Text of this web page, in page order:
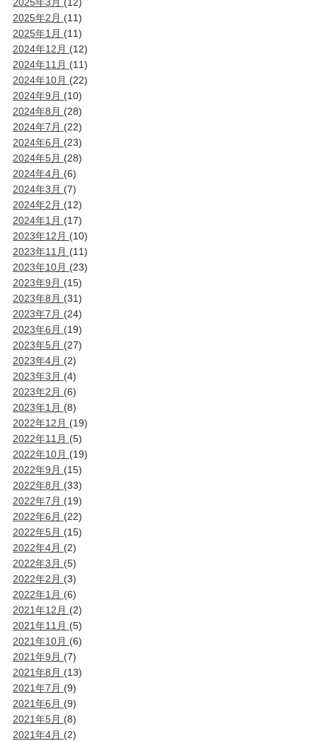
2025年2月 (11)
2025年1月 (11)
2024年12月 (12)
2024年11月 (11)
2024年10月 (22)
2024年9月 (10)
2024年8月 (28)
2024年7月 (22)
2024年6月 (23)
2024年5月 (28)
2024年4月 (6)
2024年3月 (7)
2024年2月 (12)
2024年1月 (17)
2023年12月 (10)
2023年11月 (11)
2023年10月 (23)
2023年9月 (15)
2023年8月 (31)
2023年7月 (24)
2023年6月 (19)
2023年5月 (27)
2023年4月 (2)
2023年3月 (4)
2023年2月 (6)
2023年1月 (8)
2022年12月 (19)
2022年11月 (5)
2022年10月 (19)
2022年9月 (15)
2022年8月 (33)
2022年7月 (19)
2022年6月 (22)
2022年5月 (15)
2022年4月 (2)
2022年3月 (5)
2022年2月 (3)
2022年1月 (6)
2021年12月 (2)
2021年11月 (5)
2021年10月 (6)
2021年9月 (7)
2021年8月 (13)
2021年7月 (9)
2021年6月 (9)
2021年5月 (8)
2021年4月 (2)